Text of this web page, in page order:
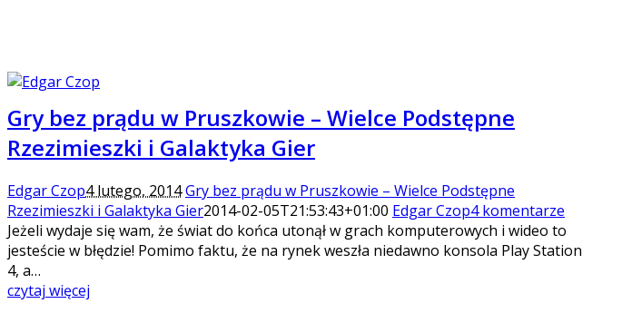
Gry bez prądu w Pruszkowie – Wielce Podstępne
Rzezimieszki i Galaktyka Gier
Edgar Czop4 lutego, 2014Gry bez prądu w Pruszkowie – Wielce Podstępne
Rzezimieszki i Galaktyka Gier2014-02-05T21:53:43+01:00 Edgar Czop4 komentarze
Jeżeli wydaje się wam, że świat do końca utonął w grach komputerowych i wideo to
jesteście w błędzie! Pomimo faktu, że na rynek weszła niedawno konsola Play Station
4, a…
czytaj więcej